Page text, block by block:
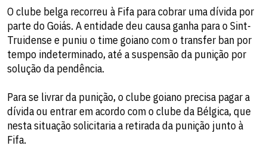
O clube belga recorreu à Fifa para cobrar uma dívida por
parte do Goiás. A entidade deu causa ganha para o Sint-
Truidense e puniu o time goiano com o transfer ban por
tempo indeterminado, até a suspensão da punição por
solução da pendência.
Para se livrar da punição, o clube goiano precisa pagar a
dívida ou entrar em acordo com o clube da Bélgica, que
nesta situação solicitaria a retirada da punição junto à
Fifa.